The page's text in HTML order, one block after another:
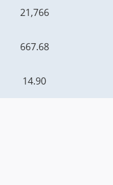
21,766
667.68
14.90